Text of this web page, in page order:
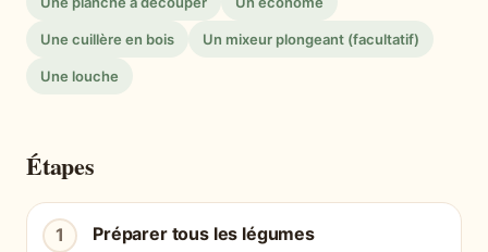
Une cuillère en bois Un mixeur plongeant (facultatif)
Une louche
Étapes
Préparer tous les légumes